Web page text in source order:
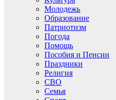
Молодежь
Образование
Патриотизм
Погода
Помощь
Пособия и Пенсии
Праздники
Религия
СВО
Семья